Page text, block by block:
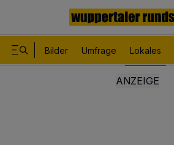
Bilder Umfrage Lokales